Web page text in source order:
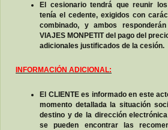
El cesionario tendrá que reunir
tenía el cedente, exigidos con
combinado, y ambos
VIAJES MONPETIT del pago del
adicionales justificados de la cesión.
INFORMACIÓN ADICIONAL:
El CLIENTE es informado en este
momento detallada la situación
destino y de la dirección electrónica
se pueden encontrar las